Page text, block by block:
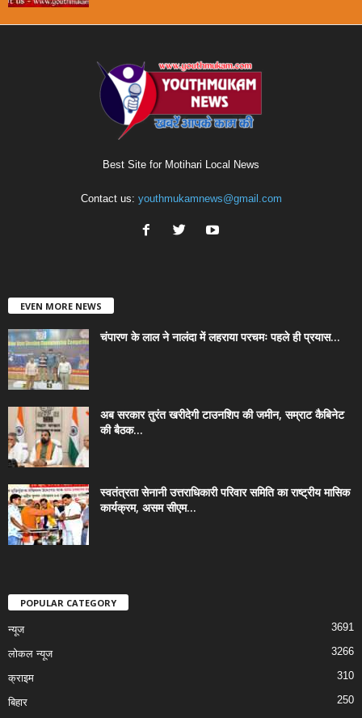
Best Site for Motihari Local News
Contact us: youthmukamnews@gmail.com
EVEN MORE NEWS
चंपारण के लाल ने नालंदा में लहराया परचमः पहले ही प्रयास...
अब सरकार तुरंत खरीदेगी टाउनशिप की जमीन, सम्राट कैबिनेट
की बैठक...
स्वतंत्रता सेनानी उत्तराधिकारी परिवार समिति का राष्ट्रीय मासिक
कार्यक्रम, असम सीएम...
POPULAR CATEGORY
न्यूज 3691
लोकल न्यूज 3266
क्राइम 310
बिहार 250